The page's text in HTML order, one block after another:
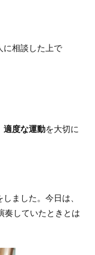
相談した上で
適度な運動を大切に
しました。今日は、
奏していたときとは